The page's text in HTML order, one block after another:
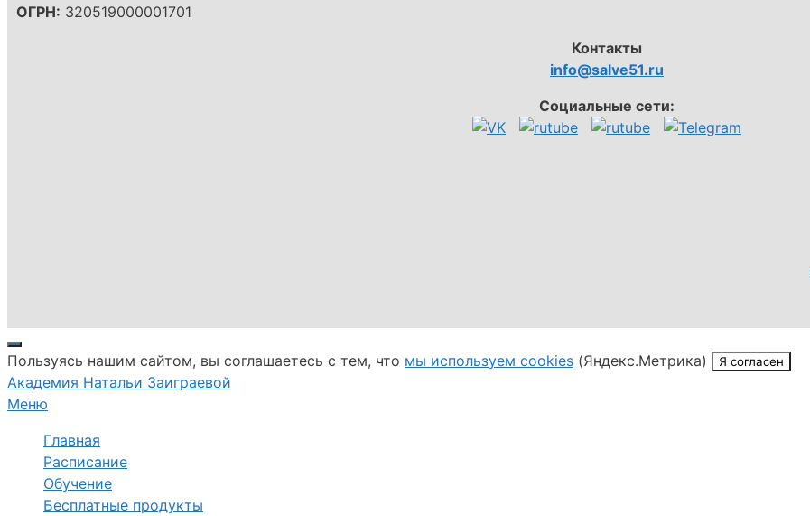
ОГРН: 320519000001701
Контакты
info@salve51.ru
Социальные сети:
Закрыть
Пользуясь нашим сайтом, вы соглашаетесь с тем, что мы используем cookies (Яндекс.Метрика) Я согласен
Академия Натальи Заиграевой
Меню
Главная
Расписание
Обучение
Бесплатные продукты